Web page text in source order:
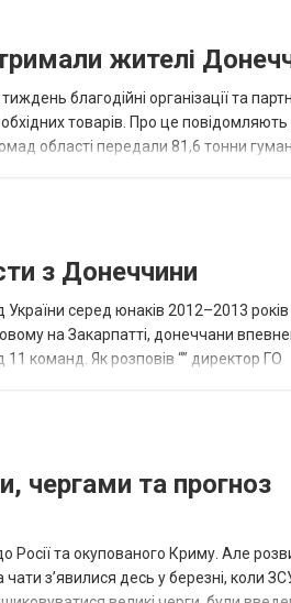
жителі
благодійні організації та
товарів. Про це повідомляють
області передали 81,6 тонни
з Донеччини
серед юнаків 2012–2013 років
на Закарпатті, донеччани
команд. Як розповів “” директор ГО
чергами та прогноз
Росії та окупованого Криму. Але
з’явилися десь у березні, коли